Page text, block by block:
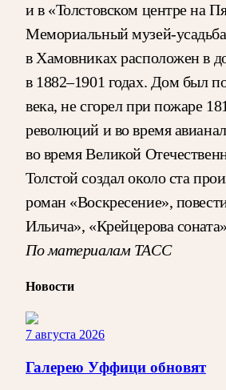
и в «Толстовском центре на
Мемориальный музей-усадьба
в Хамовниках расположен в
в 1882–1901 годах. Дом был
века, не сгорел при пожаре
революций и во время
во время Великой
Толстой создал около ста
роман «Воскресение»,
Ильича», «Крейцерова
По материалам ТАСС
Новости
7 августа 2026
Галерею Уффици обновят